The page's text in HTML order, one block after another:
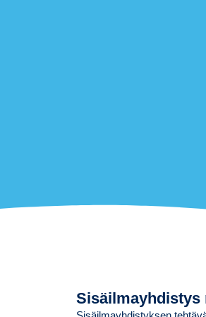
Sisäilmayhdistys